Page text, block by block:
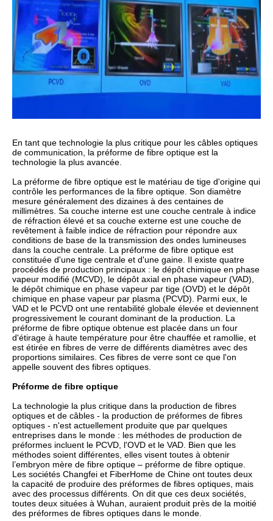
En tant que technologie la plus critique pour les câbles optiques
de communication, la préforme de fibre optique est la
technologie la plus avancée.
La préforme de fibre optique est le matériau de tige d'origine qui
contrôle les performances de la fibre optique. Son diamètre
mesure généralement des dizaines à des centaines de
millimètres. Sa couche interne est une couche centrale à indice
de réfraction élevé et sa couche externe est une couche de
revêtement à faible indice de réfraction pour répondre aux
conditions de base de la transmission des ondes lumineuses
dans la couche centrale. La préforme de fibre optique est
constituée d'une tige centrale et d'une gaine. Il existe quatre
procédés de production principaux : le dépôt chimique en phase
vapeur modifié (MCVD), le dépôt axial en phase vapeur (VAD),
le dépôt chimique en phase vapeur par tige (OVD) et le dépôt
chimique en phase vapeur par plasma (PCVD). Parmi eux, le
VAD et le PCVD ont une rentabilité globale élevée et deviennent
progressivement le courant dominant de la production. La
préforme de fibre optique obtenue est placée dans un four
d'étirage à haute température pour être chauffée et ramollie, et
est étirée en fibres de verre de différents diamètres avec des
proportions similaires. Ces fibres de verre sont ce que l'on
appelle souvent des fibres optiques.
Préforme de fibre optique
La technologie la plus critique dans la production de fibres
optiques et de câbles - la production de préformes de fibres
optiques - n'est actuellement produite que par quelques
entreprises dans le monde : les méthodes de production de
préformes incluent le PCVD, l'OVD et le VAD. Bien que les
méthodes soient différentes, elles visent toutes à obtenir
l’embryon mère de fibre optique – préforme de fibre optique.
Les sociétés Changfei et FiberHome de Chine ont toutes deux
la capacité de produire des préformes de fibres optiques, mais
avec des processus différents. On dit que ces deux sociétés,
toutes deux situées à Wuhan, auraient produit près de la moitié
des préformes de fibres optiques dans le monde.